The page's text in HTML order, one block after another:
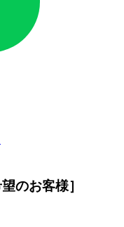
のお客様］